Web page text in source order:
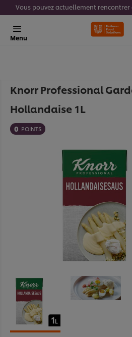
Menu
Knorr Professional
Hollandaise 1L
0 POINTS